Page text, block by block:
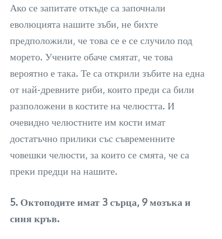
Ако се запитате откъде са започнали
еволюцията нашите зъби, не бихте
предположили, че това се е се случило под
морето. Учените обаче смятат, че това
вероятно е така. Те са открили зъбите на една
от най-древните риби, които преди са били
разположени в костите на челюстта. И
очевидно челюстните им кости имат
достатъчно прилики със съвременните
човешки челюсти, за които се смята, че са
преки предци на нашите.
5. Октоподите имат 3 сърца, 9 мозъка и
синя кръв.